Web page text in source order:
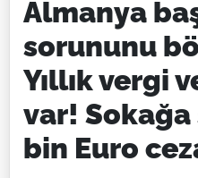
Almanya
sorununu
Yıllık vergi
var!
bin Euro